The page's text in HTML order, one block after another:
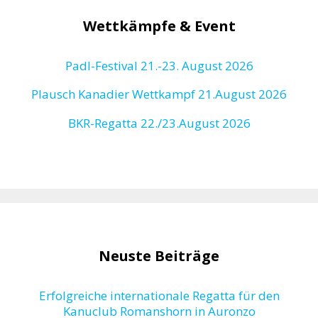
Wettkämpfe & Event
Padl-Festival 21.-23. August 2026
Plausch Kanadier Wettkampf 21.August 2026
BKR-Regatta 22./23.August 2026
Neuste Beiträge
Erfolgreiche internationale Regatta für den
Kanuclub Romanshorn in Auronzo